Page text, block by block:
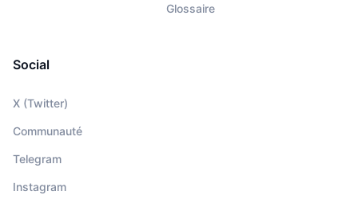
Glossaire
Social
X (Twitter)
Communauté
Telegram
Instagram